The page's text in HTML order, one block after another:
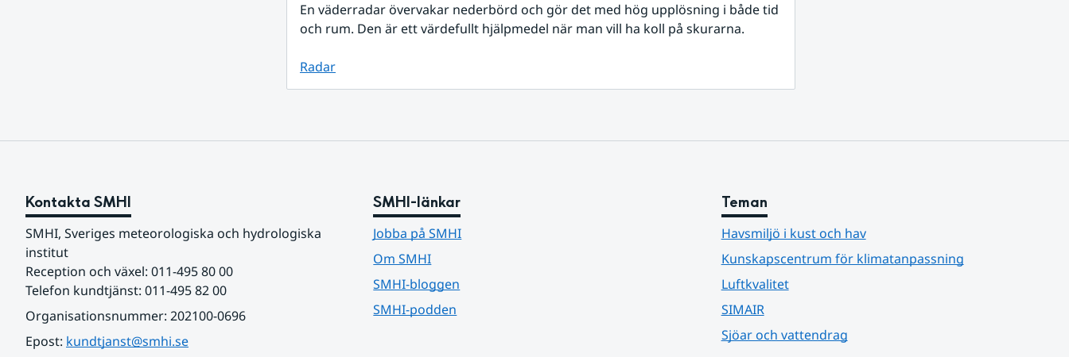
En väderradar övervakar nederbörd och gör det med hög upplösning i både tid
och rum. Den är ett värdefullt hjälpmedel när man vill ha koll på skurarna.
Radar
Kontakta SMHI
SMHI, Sveriges meteorologiska och hydrologiska
institut
Reception och växel: 011-495 80 00
Telefon kundtjänst: 011-495 82 00
Organisationsnummer: 202100-0696
Epost: kundtjanst@smhi.se
SMHI-länkar
Jobba på SMHI
Om SMHI
SMHI-bloggen
SMHI-podden
Teman
Havsmiljö i kust och hav
Kunskapscentrum för klimatanpassning
Luftkvalitet
SIMAIR
Sjöar och vattendrag